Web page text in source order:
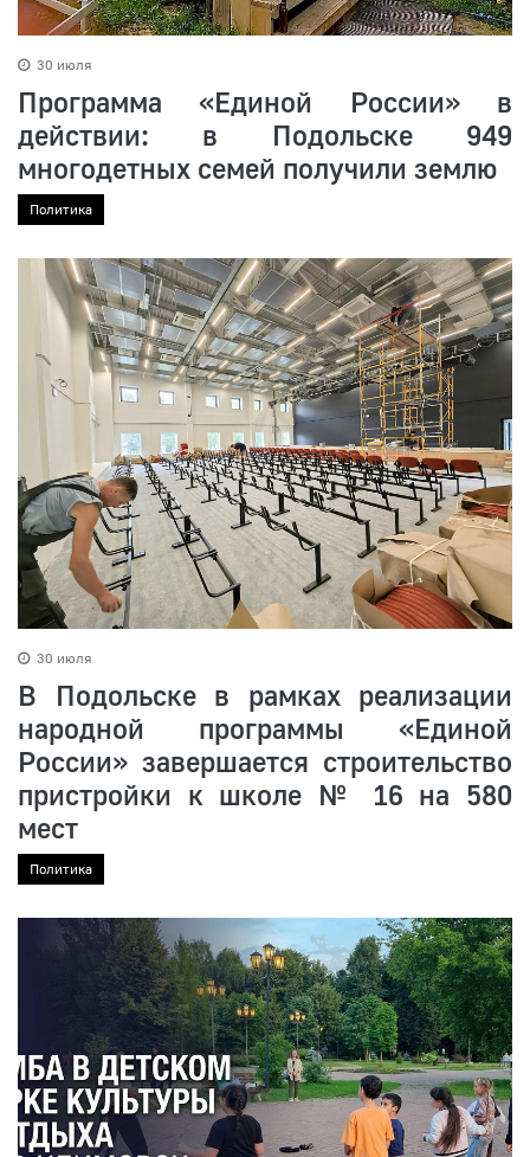
30 июля
Программа «Единой России» в
действии: в Подольске 949
многодетных семей получили землю
Политика
30 июля
В Подольске в рамках реализации
народной программы «Единой
России» завершается строительство
пристройки к школе № 16 на 580
мест
Политика